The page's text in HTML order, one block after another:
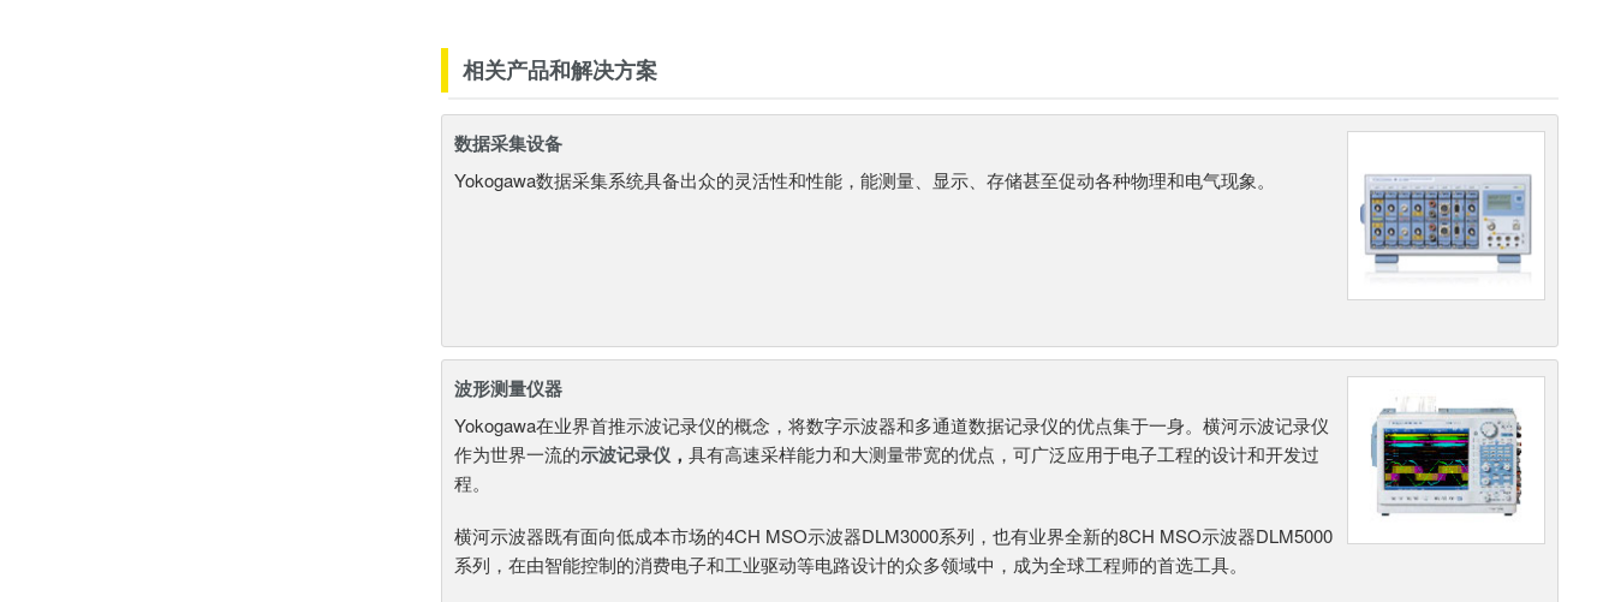
相关产品和解决方案
数据采集设备
Yokogawa数据采集系统具备出众的灵活性和性能，能测量、显示、存储甚至促动各种物理和电气现象。
波形测量仪器
Yokogawa在业界首推示波记录仪的概念，将数字示波器和多通道数据记录仪的优点集于一身。横河示波记录仪
作为世界一流的示波记录仪 ， 具有高速采样能力和大测量带宽的优点，可广泛应用于电子工程的设计和开发过
程。
横河示波器既有面向低成本市场的4CH MSO示波器DLM3000系列，也有业界全新的8CH MSO示波器DLM5000
系列，在由智能控制的消费电子和工业驱动等电路设计的众多领域中，成为全球工程师的首选工具。